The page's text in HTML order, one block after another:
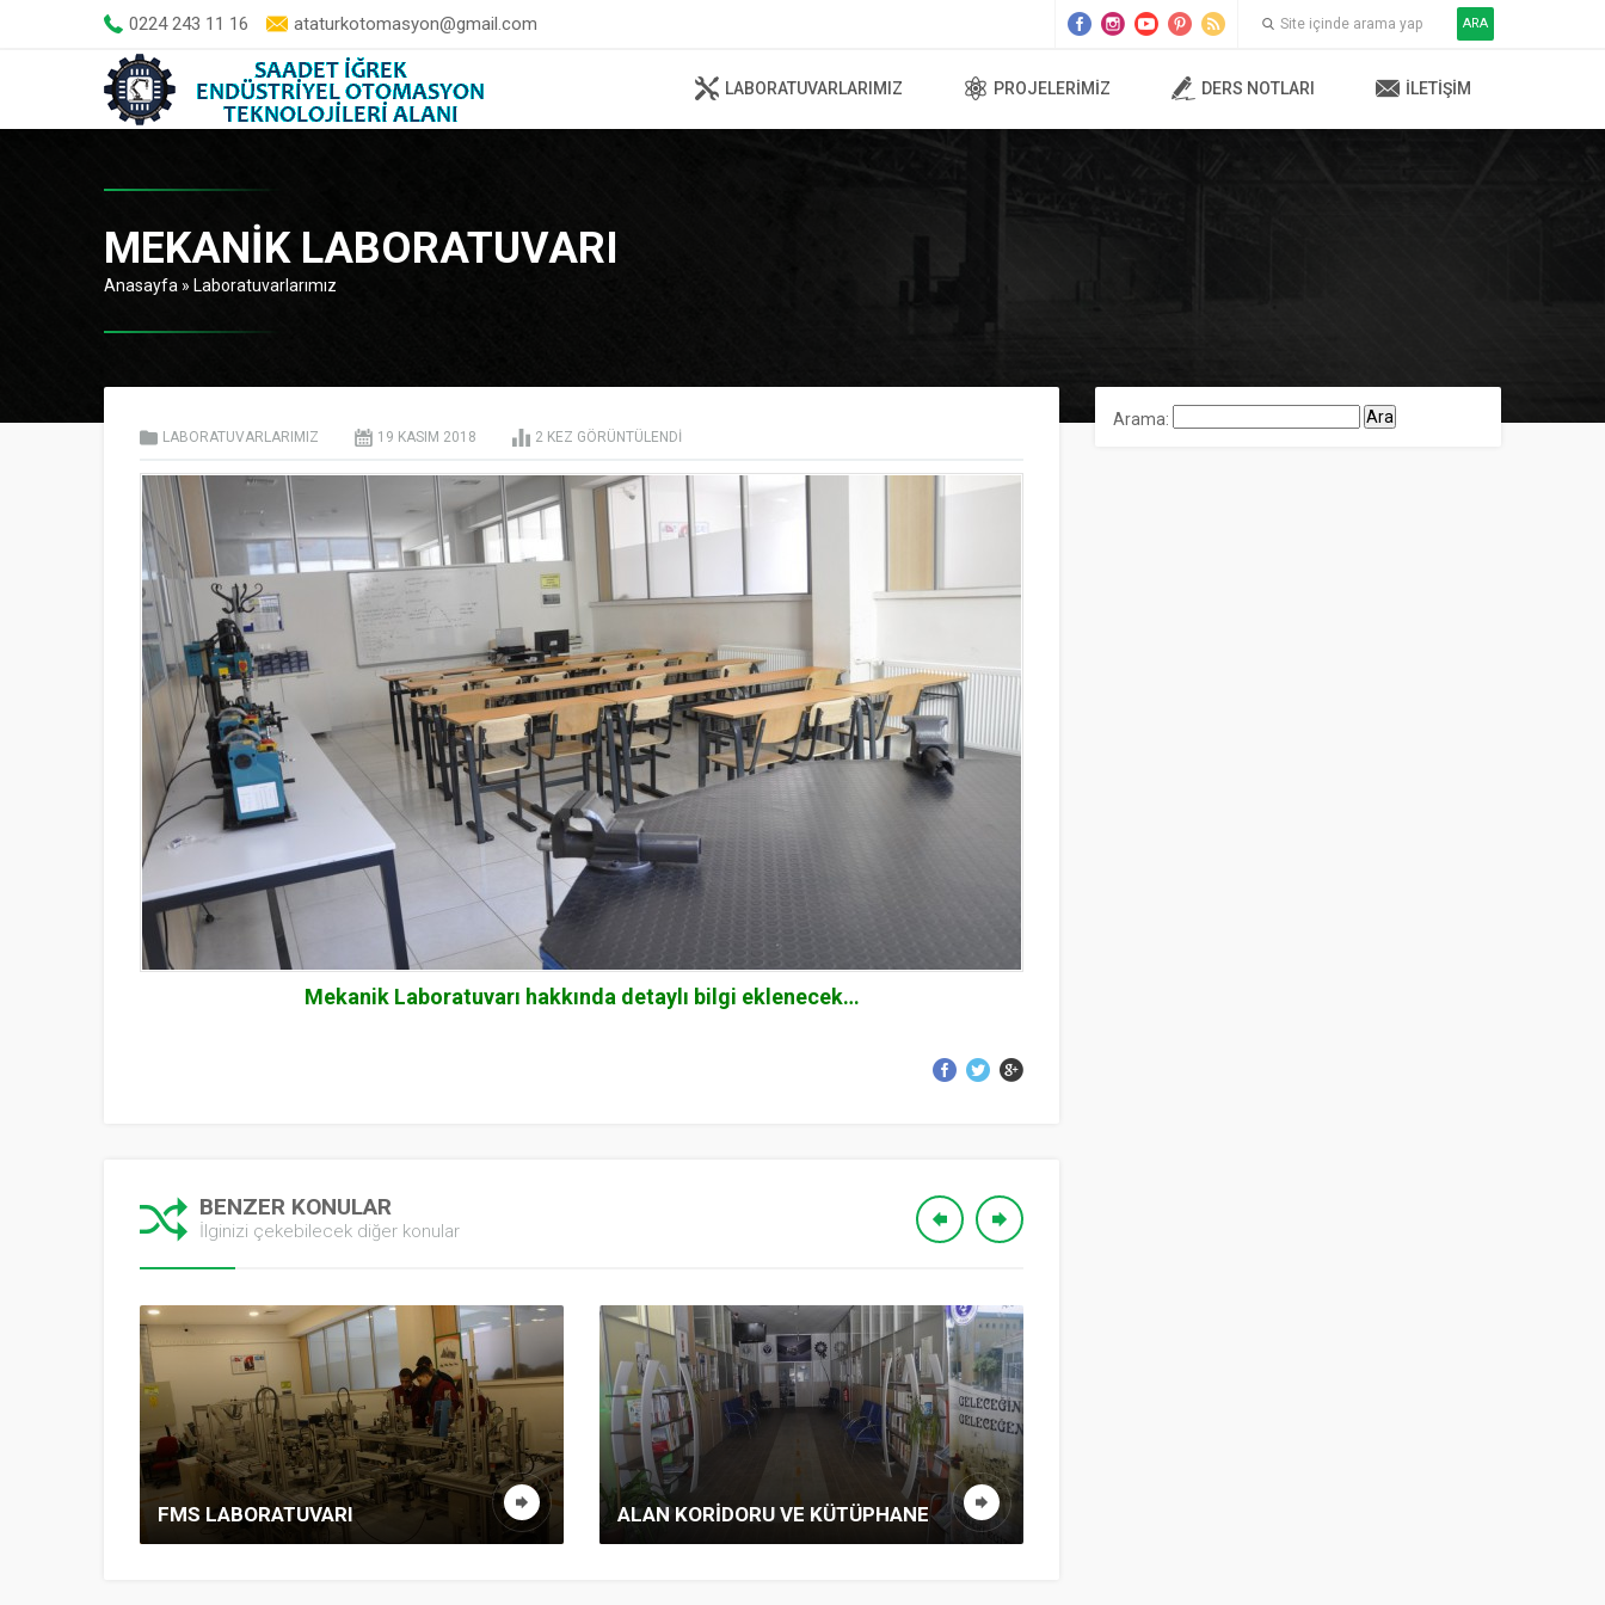
0224 243 11 16 ataturkotomasyon@gmail.com ARA
LABORATUVARLARIMIZ PROJELERIMIZ DERS NOTLARI İLETIŞIM
MEKANİK LABORATUVARI
Anasayfa » Laboratuvarlarımız
LABORATUVARLARIMIZ 19 KASIM 2018 2 KEZ GÖRÜNTÜLENDI
Mekanik Laboratuvarı hakkında detaylı bilgi eklenecek…
BENZER KONULAR
İlginizi çekebilecek diğer konular
FMS LABORATUVARI ALAN KORİDORU VE KÜTÜPHANE
Arama: